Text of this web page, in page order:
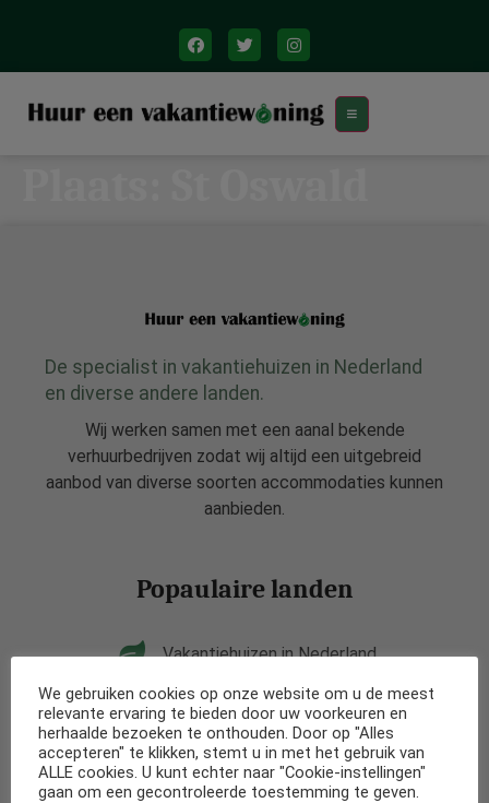
De specialist in vakantiehuizen in Nederland
en diverse andere landen.
Wij werken samen met een aanal bekende
verhuurbedrijven zodat wij altijd een uitgebreid
aanbod van diverse soorten accommodaties kunnen
aanbieden.
Popaulaire landen
Vakantiehuizen in Nederland
Vakantiehuizen in België
Vakantiehuizen in Frankrijk
We gebruiken cookies op onze website om u de meest
relevante ervaring te bieden door uw voorkeuren en
herhaalde bezoeken te onthouden. Door op "Alles
accepteren" te klikken, stemt u in met het gebruik van
ALLE cookies. U kunt echter naar "Cookie-instellingen"
gaan om een gecontroleerde toestemming te geven.